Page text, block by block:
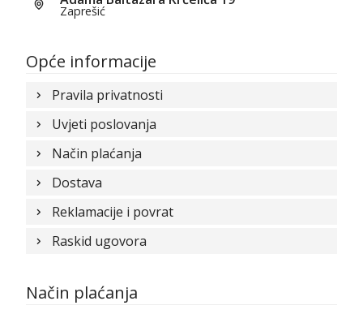
Zaprešić
Opće informacije
Pravila privatnosti
Uvjeti poslovanja
Način plaćanja
Dostava
Reklamacije i povrat
Raskid ugovora
Način plaćanja